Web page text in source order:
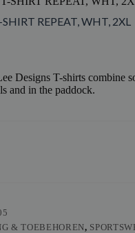
REPEAT, WHT, 2XL
Designs T-shirts combine
and in the paddock.
& TOEBEHOREN,